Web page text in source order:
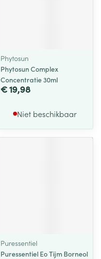
Phytosun
Phytosun Complex
Concentratie 30ml
€ 19,98
Niet beschikbaar
Puressentiel
Puressentiel Eo Tijm Borneol